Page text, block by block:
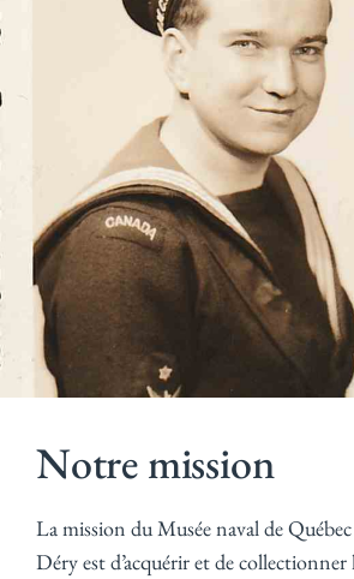
Notre mission
La mission du Musée naval de
Déry est d’acquérir et de